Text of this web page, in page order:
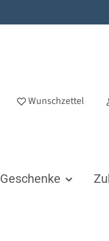
Wunschzettel
Geschenke